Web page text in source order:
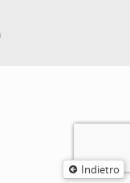
Indietro